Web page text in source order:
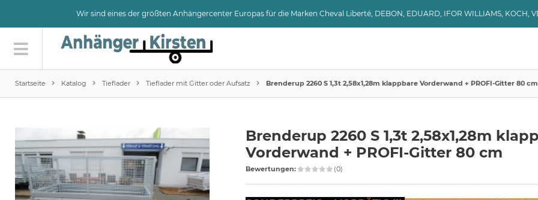
Wir sind eines der größten Anhängercenter Europas für die Marken Cheval Liberté, DEBON, EDUARD, IFOR WILLIAMS, KOCH,
Startseite Katalog Tieflader Tieflader mit Gitter oder Aufsatz Brenderup 2260 S 1,3t 2,58x1,28m klappbare Vorderwand + PROFI-Gitter 80 cm
Brenderup 2260 S 1,3t 2,58x1,28m
Vorderwand + PROFI-Gitter 80 cm
Bewertungen: (0)